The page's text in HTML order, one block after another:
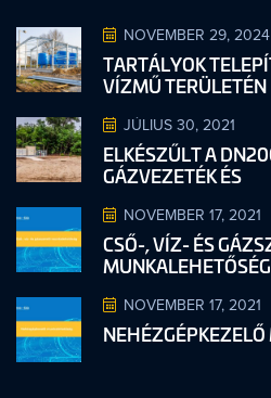
NOVEMBER 29, 2024
TARTÁLYOK
VÍZMŰ TERÜLETÉN
JÚLIUS 30, 2021
ELKÉSZŰLT A
GÁZVEZETÉK ÉS
NOVEMBER 17, 2021
CSŐ-, VÍZ- ÉS
MUNKALEHETŐSÉG
NOVEMBER 17, 2021